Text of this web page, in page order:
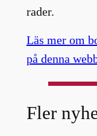
rader.
Läs mer om
på denna
Fler